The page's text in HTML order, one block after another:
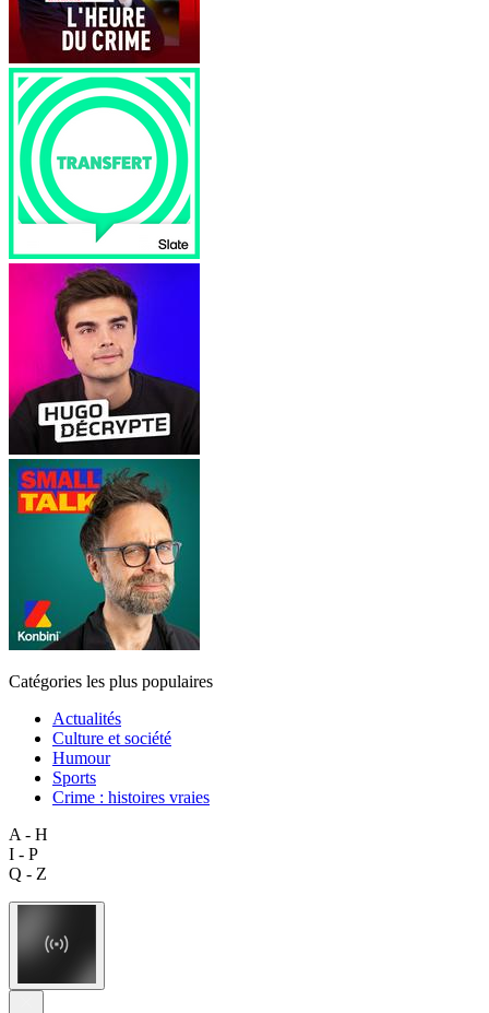
Catégories les plus populaires
Actualités
Culture et société
Humour
Sports
Crime : histoires vraies
A - H
I - P
Q - Z